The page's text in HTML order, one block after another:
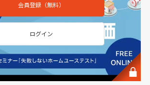
会員登録（無料）
ログイン